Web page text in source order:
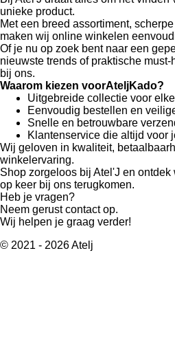
unieke product.
Met een breed assortiment,
maken wij online winkelen
Of je nu op zoek bent naar een
nieuwste trends of praktische must-
bij ons.
Waarom kiezen voorAteljKado?
Uitgebreide collectie voor
Eenvoudig bestellen en
Snelle en betrouwbare
Klantenservice die altijd voor
Wij geloven in kwaliteit,
winkelervaring.
Shop zorgeloos bij Atel'J en
op keer bij ons terugkomen.
Heb je vragen?
Neem gerust contact op.
Wij helpen je graag verder!
© 2021 - 2026 Atelj